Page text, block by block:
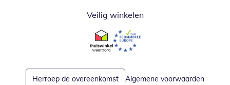
Veilig winkelen
Opent in nieuw venster
Opent in nieuw venster
Herroep de overeenkomst Algemene voorwaarden